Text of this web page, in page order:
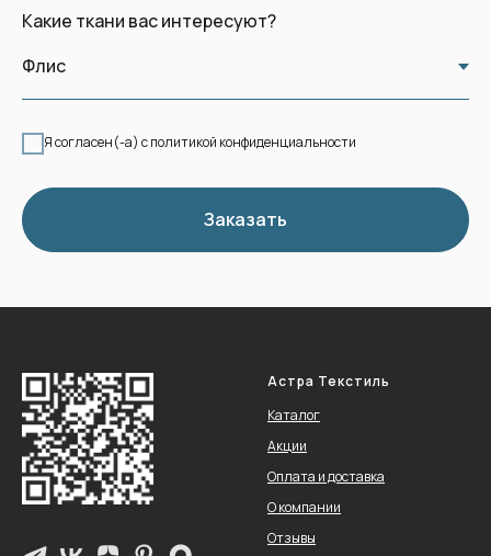
Какие ткани вас интересуют?
Я согласен(-а) с политикой конфиденциальности
Заказать
Астра Текстиль
Каталог
Акции
Оплата и доставка
О компании
Отзывы